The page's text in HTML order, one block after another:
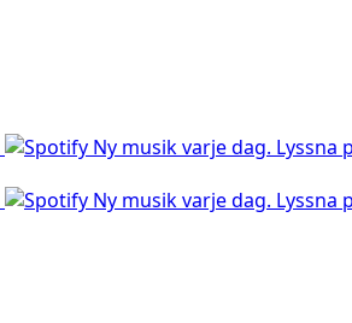
Ny musik varje dag. Lyssna
Ny musik varje dag. Lyssna